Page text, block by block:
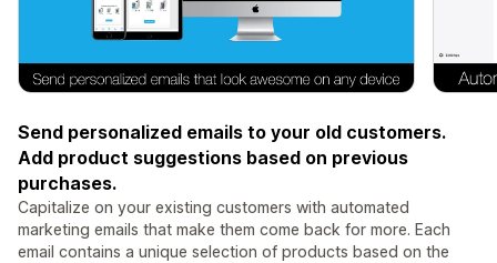
Send personalized emails to your old customers.
Add product suggestions based on previous
purchases.
Capitalize on your existing customers with automated
marketing emails that make them come back for more. Each
email contains a unique selection of products based on the